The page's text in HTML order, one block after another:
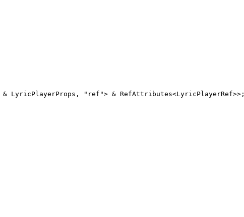
& LyricPlayerProps , "ref"> & RefAttributes<LyricPlayerRef>>;